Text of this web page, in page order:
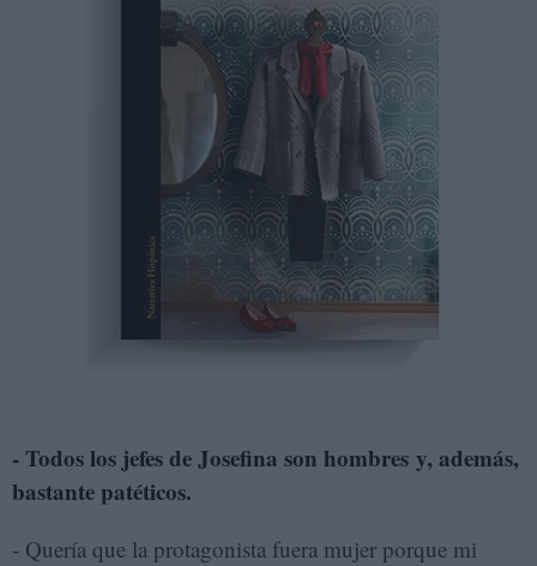
- Todos los jefes de Josefina son hombres y, además,
bastante patéticos.
- Quería que la protagonista fuera mujer porque mi